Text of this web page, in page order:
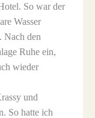
So war der
Wasser
Nach den
Ruhe ein,
wieder
und
So hatte ich